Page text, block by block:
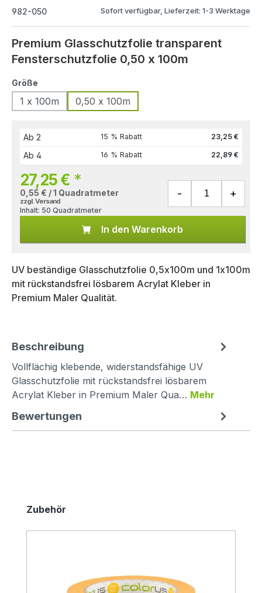
982-050 Sofort verfügbar, Lieferzeit: 1-3 Werktage
Premium Glasschutzfolie transparent
Fensterschutzfolie 0,50 x 100m
Größe
1 x 100m 0,50 x 100m
Ab 2 15 % Rabatt 23,25 €
Ab 4 16 % Rabatt 22,89 €
27,25 € *
0,55 € / 1 Quadratmeter
zzgl. Versand
Inhalt: 50 Quadratmeter
In den Warenkorb
UV beständige Glasschutzfolie 0,5x100m und 1x100m
mit rückstandsfrei lösbarem Acrylat Kleber in
Premium Maler Qualität.
Beschreibung
Vollflächig klebende, widerstandsfähige UV
Glasschutzfolie mit rückstandsfrei lösbarem
Acrylat Kleber in Premium Maler Qua… Mehr
Bewertungen
Produktgalerie überspringen
Zubehör